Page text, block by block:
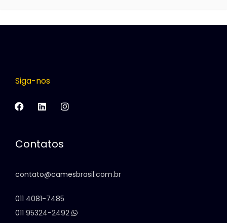
Siga-nos
Contatos
contato@camesbrasil.com.br
011 4081-7485
011 95324-2492